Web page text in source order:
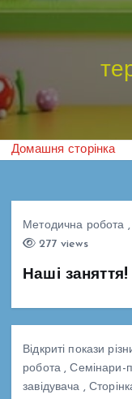
Домашня сторінка
Методична робота ,
277 views
Наші заняття!
Відкриті покази
робота ,Семінари-
завідувача ,